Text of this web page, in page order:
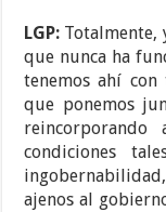
LGP: Totalmente,
que nunca ha
tenemos ahí
que ponemos
condiciones
ajenos al